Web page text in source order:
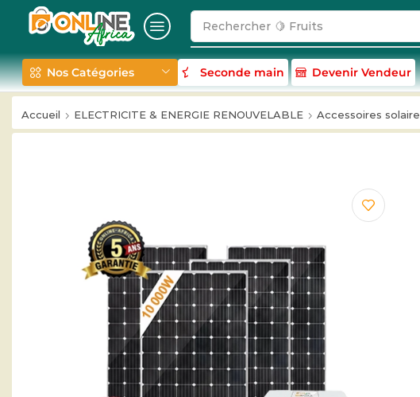
Rechercher 🥛 Milk
Nos Catégories Seconde main Devenir Vendeur
Accueil ELECTRICITE & ENERGIE RENOUVELABLE Accessoires solaire